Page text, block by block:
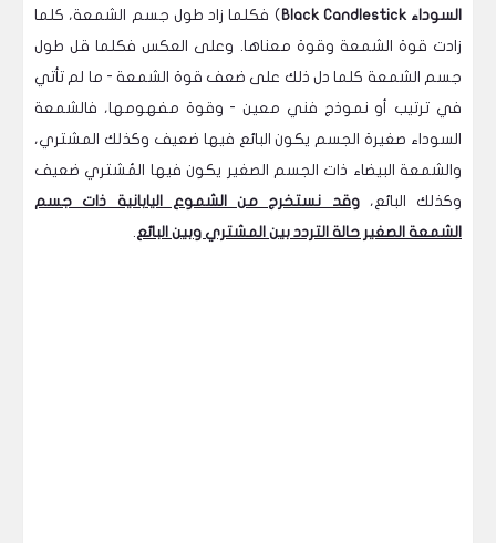
السوداء Black Candlestick
) فكلما زاد طول جسم الشمعة، كلما
زادت قوة الشمعة وقوة معناها. وعلى العكس فكلما قل طول
جسم الشمعة كلما دل ذلك على ضعف قوة الشمعة - ما لم تأتي
في ترتيب أو نموذج فني معين - وقوة مفهومها، فالشمعة
السوداء صغيرة الجسم يكون البائع فيها ضعيف وكذلك المشتري،
والشمعة البيضاء ذات الجسم الصغير يكون فيها المُشتري ضعيف
وكذلك البائع،وقد نستخرج من الشموع اليابانية ذات جسم
الشمعة الصغير حالة التردد بين المشتري وبين البائع.